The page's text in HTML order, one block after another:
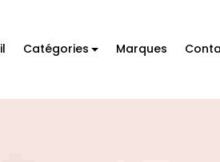
Catégories Marques